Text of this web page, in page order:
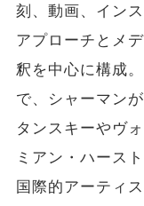
刻、動画、イン
アプローチとメ
釈を中心に構成
で、シャーマン
タンスキーやヴ
ミアン・ハース
国際的アーティ